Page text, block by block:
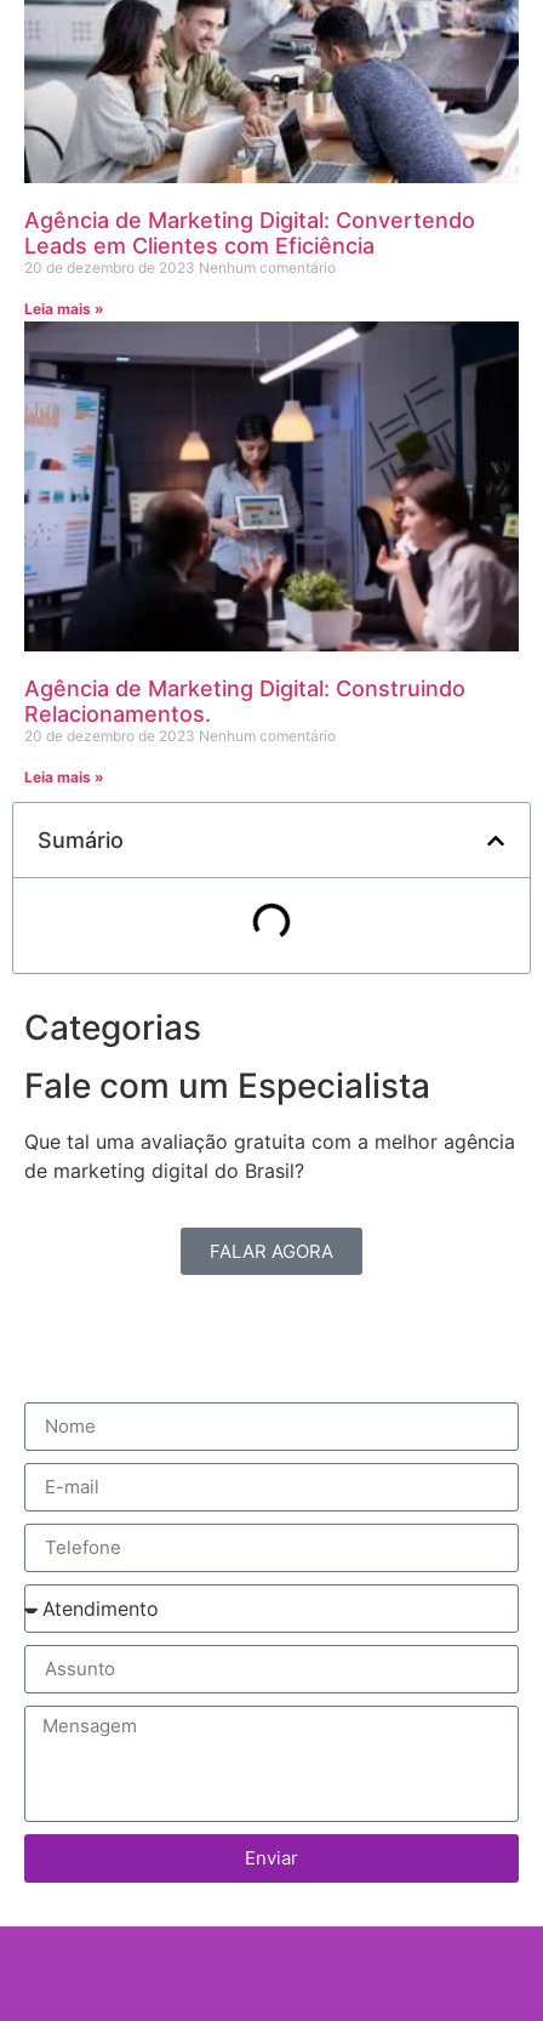
Agência de Marketing Digital: Convertendo
Leads em Clientes com Eficiência
20 de dezembro de 2023 Nenhum comentário
Leia mais »
Agência de Marketing Digital: Construindo
Relacionamentos.
20 de dezembro de 2023 Nenhum comentário
Leia mais »
Sumário
Categorias
Fale com um Especialista
Que tal uma avaliação gratuita com a melhor agência
de marketing digital do Brasil?
FALAR AGORA
Enviar